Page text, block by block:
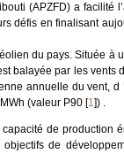
(APZFD) a facilité
défis en finalisant
du pays. Située à
balayée par les vents
annuelle du vent, d
(valeur P90 [1]) .
de production
de